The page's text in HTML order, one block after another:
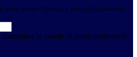
nome utente? Effettua il reset della password
la casella di posta elettronica!